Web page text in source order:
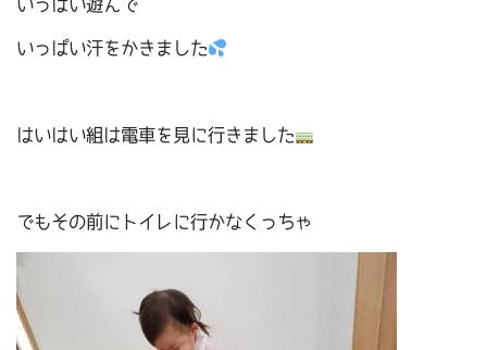
いっぱい遊んで
いっぱい汗をかきました
はいはい組は電車を見に行きました
でもその前にトイレに行かなくっちゃ